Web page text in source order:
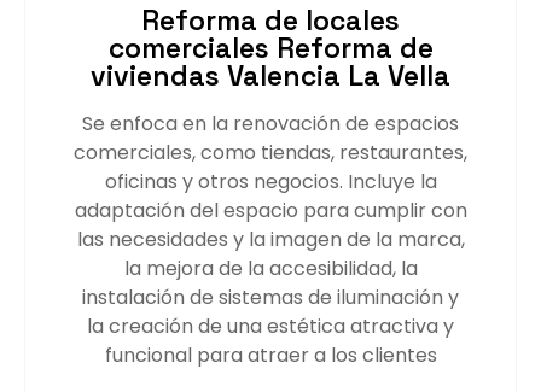
Reforma de locales
comerciales Reforma de
viviendas Valencia La Vella
Se enfoca en la renovación de espacios
comerciales, como tiendas, restaurantes,
oficinas y otros negocios. Incluye la
adaptación del espacio para cumplir con
las necesidades y la imagen de la marca,
la mejora de la accesibilidad, la
instalación de sistemas de iluminación y
la creación de una estética atractiva y
funcional para atraer a los clientes